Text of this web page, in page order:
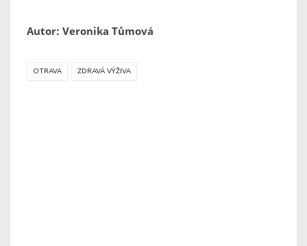
Autor: Veronika Tůmová
OTRAVA ZDRAVÁ VÝŽIVA